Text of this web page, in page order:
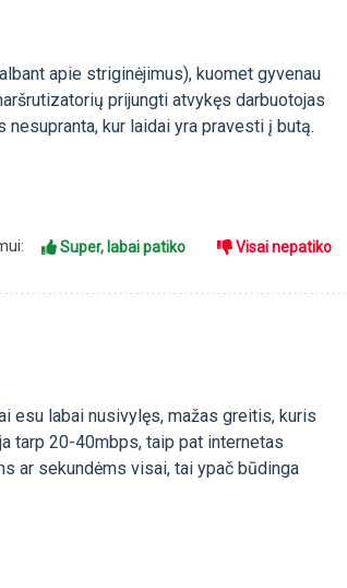
apie striginėjimus), kuomet gyvenau
prijungti atvykęs darbuotojas
kur laidai yra pravesti į butą.
Super, labai patiko Visai nepatiko
esu labai nusivylęs, mažas greitis, kuris
tarp 20-40mbps, taip pat internetas
ar sekundėms visai, tai ypač būdinga